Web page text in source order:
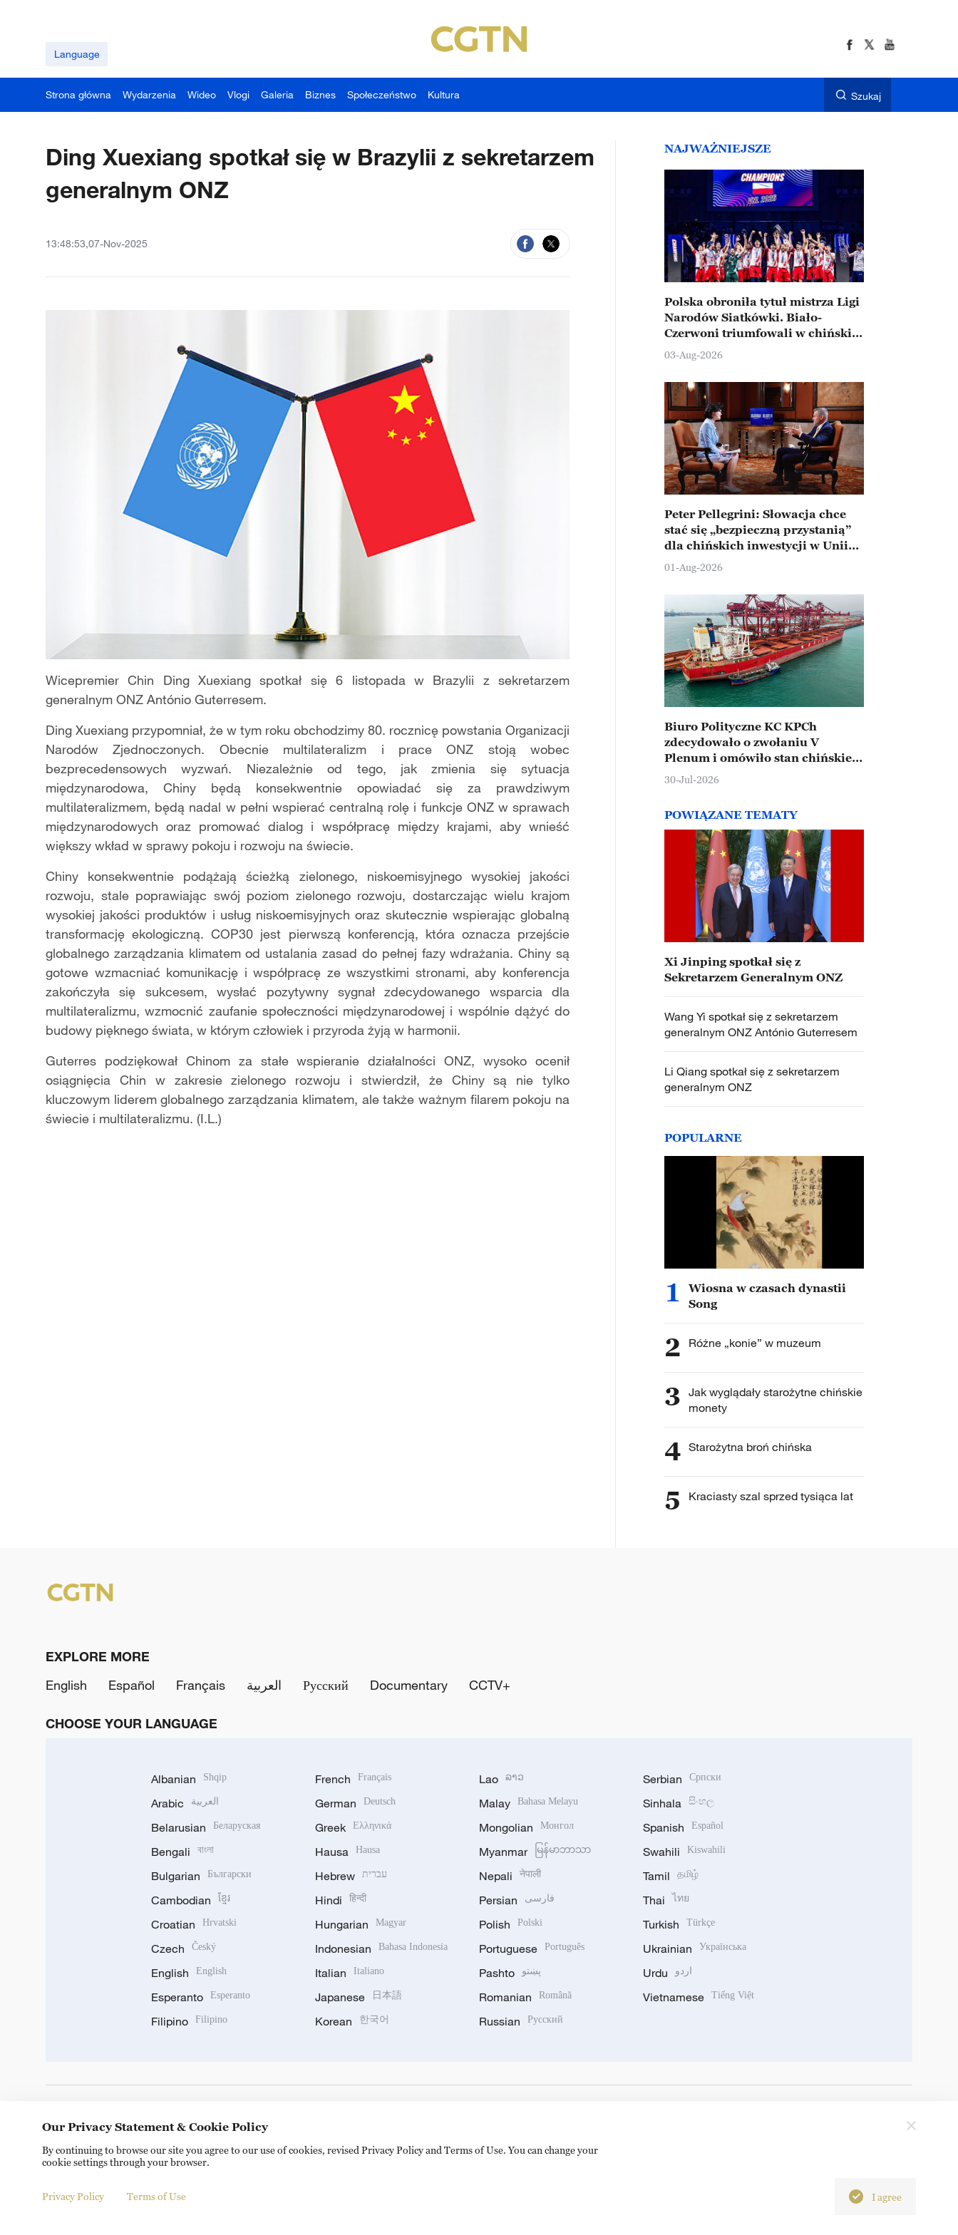
Language
Strona główna Wydarzenia Wideo Vlogi Galeria Biznes Społeczeństwo Kultura Szukaj
Ding Xuexiang spotkał się w Brazylii z sekretarzem
generalnym ONZ
13:48:53,07-Nov-2025
Wicepremier Chin Ding Xuexiang spotkał się 6 listopada w Brazylii z sekretarzem
generalnym ONZ António Guterresem.
Ding Xuexiang przypomniał, że w tym roku obchodzimy 80. rocznicę powstania Organizacji
Narodów Zjednoczonych. Obecnie multilateralizm i prace ONZ stoją wobec
bezprecedensowych wyzwań. Niezależnie od tego, jak zmienia się sytuacja
międzynarodowa, Chiny będą konsekwentnie opowiadać się za prawdziwym
multilateralizmem, będą nadal w pełni wspierać centralną rolę i funkcje ONZ w sprawach
międzynarodowych oraz promować dialog i współpracę między krajami, aby wnieść
większy wkład w sprawy pokoju i rozwoju na świecie.
Chiny konsekwentnie podążają ścieżką zielonego, niskoemisyjnego wysokiej jakości
rozwoju, stale poprawiając swój poziom zielonego rozwoju, dostarczając wielu krajom
wysokiej jakości produktów i usług niskoemisyjnych oraz skutecznie wspierając globalną
transformację ekologiczną. COP30 jest pierwszą konferencją, która oznacza przejście
globalnego zarządzania klimatem od ustalania zasad do pełnej fazy wdrażania. Chiny są
gotowe wzmacniać komunikację i współpracę ze wszystkimi stronami, aby konferencja
zakończyła się sukcesem, wysłać pozytywny sygnał zdecydowanego wsparcia dla
multilateralizmu, wzmocnić zaufanie społeczności międzynarodowej i wspólnie dążyć do
budowy pięknego świata, w którym człowiek i przyroda żyją w harmonii.
Guterres podziękował Chinom za stałe wspieranie działalności ONZ, wysoko ocenił
osiągnięcia Chin w zakresie zielonego rozwoju i stwierdził, że Chiny są nie tylko
kluczowym liderem globalnego zarządzania klimatem, ale także ważnym filarem pokoju na
świecie i multilateralizmu. (I.L.)
NAJWAŻNIEJSZE
Polska obroniła tytuł mistrza Ligi
Narodów Siatkówki. Biało-
Czerwoni triumfowali w chińskim
Ningbo
03-Aug-2026
Peter Pellegrini: Słowacja chce
stać się „bezpieczną przystanią”
dla chińskich inwestycji w Unii
Europejskiej
01-Aug-2026
Biuro Polityczne KC KPCh
zdecydowało o zwołaniu V
Plenum i omówiło stan chińskiej
gospodarki
30-Jul-2026
POWIĄZANE TEMATY
Xi Jinping spotkał się z
Sekretarzem Generalnym ONZ
Wang Yi spotkał się z sekretarzem
generalnym ONZ António Guterresem
Li Qiang spotkał się z sekretarzem
generalnym ONZ
POPULARNE
1
Wiosna w czasach dynastii
Song
2 Różne „konie” w muzeum
3 Jak wyglądały starożytne chińskie
monety
4 Starożytna broń chińska
5 Kraciasty szal sprzed tysiąca lat
EXPLORE MORE
English
Español Français العربية Русский Documentary CCTV+
CHOOSE YOUR LANGUAGE
Albanian Shqip
Arabic العربية
Belarusian Беларуская
Bengali বাংলা
Bulgarian Български
Cambodian ខ្មែរ
Croatian Hrvatski
Czech Český
English English
Esperanto Esperanto
Filipino Filipino
French Français
German Deutsch
Greek Ελληνικά
Hausa Hausa
Hebrew עברית
Hindi हिन्दी
Hungarian Magyar
Indonesian Bahasa Indonesia
Italian Italiano
Japanese 日本語
Korean 한국어
Lao ລາວ
Malay Bahasa Melayu
Mongolian Монгол
Myanmar မြန်မာဘာသာ
Nepali नेपाली
Persian فارسی
Polish Polski
Portuguese Português
Pashto پښتو
Romanian Română
Russian Русский
Serbian Српски
Sinhala සිංහල
Spanish Español
Swahili Kiswahili
Tamil தமிழ்
Thai ไทย
Turkish Türkçe
Ukrainian Українська
Urdu اردو
Vietnamese Tiếng Việt
Copyright © 2024 CGTN. 京ICP备20000184号
Our Privacy Statement & Cookie Policy
By continuing to browse our site you agree to our use of cookies, revised Privacy Policy and Terms of Use. You can change your
cookie settings through your browser.
Privacy Policy Terms of Use I agree